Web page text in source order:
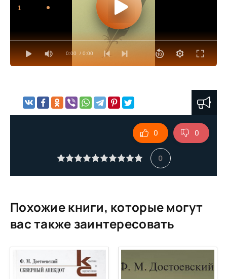
0:00 / 0:00
1
0
0 0
Похожие книги, которые могут
вас также заинтересовать